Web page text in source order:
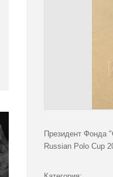
Президент Фонда
Russian Polo Cup